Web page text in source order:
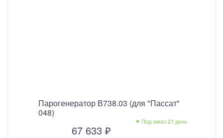
Парогенератор В738.03 (для "Пассат"
048)
Под заказ 21 день
67 633 ₽